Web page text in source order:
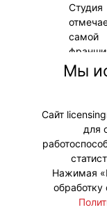
самой
парках
Мы
Сайт
для
Нажимая
обработку